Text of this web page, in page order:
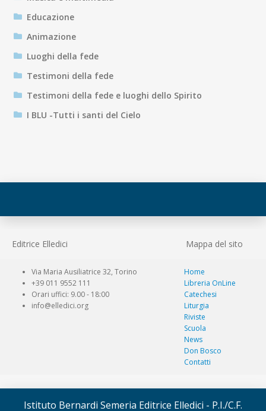
Educazione
Animazione
Luoghi della fede
Testimoni della fede
Testimoni della fede e luoghi dello Spirito
I BLU -Tutti i santi del Cielo
Editrice Elledici Mappa del sito
Via Maria Ausiliatrice 32, Torino
+39 011 9552 111
Orari uffici: 9.00 - 18:00
info@elledici.org
Home
Libreria OnLine
Catechesi
Liturgia
Riviste
Scuola
News
Don Bosco
Contatti
Istituto Bernardi Semeria Editrice Elledici - P.I./C.F.